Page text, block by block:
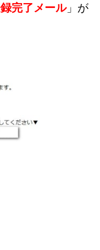
完了メール」が